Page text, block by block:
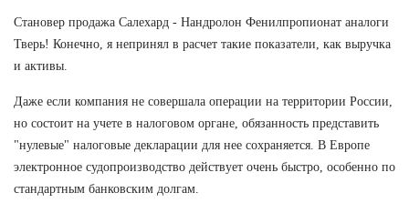
Становер продажа Салехард - Нандролон Фенилпропионат аналоги
Тверь! Конечно, я непринял в расчет такие показатели, как выручка
и активы.
Даже если компания не совершала операции на территории России,
но состоит на учете в налоговом органе, обязанность представить
"нулевые" налоговые декларации для нее сохраняется. В Европе
электронное судопроизводство действует очень быстро, особенно по
стандартным банковским долгам.